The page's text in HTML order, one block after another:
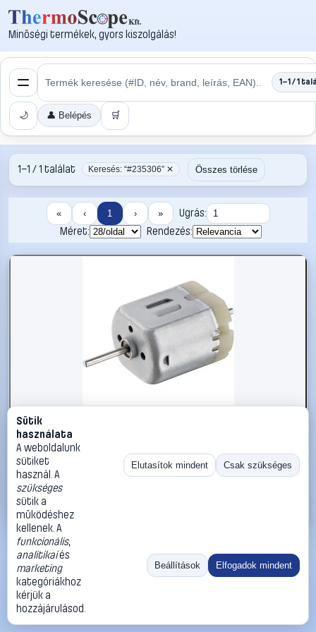
Minőségi termékek, gyors kiszolgálás!
1–1 / 1
🌙 👤 Belépés 🛒
1–1 / 1 találat Keresés: “#235306” ✕ Összes törlése
« ‹ 1 › »
Ugrás:
Méret:
Rendezés:
#235306
X-TRAIN ELEKTROMOTOR FFK-265
Motraxx Mini brushed elektromotorok
5 190 Ft
Kosárba
«
Méret:
Rendezés:
©2026
ThermoScope
Cégbemutató
Sütik
használata
A weboldalunk
sütiket
használ. A
szükséges
sütik a
működéshez
kellenek. A
funkcionális,
analitikaiés
marketing
kategóriákhoz
kérjük a
hozzájárulásod.
Elutasítok mindent Csak szükséges
Beállítások Elfogadok mindent